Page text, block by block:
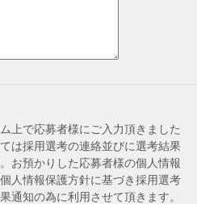
上で応募者様にご入力頂きました
は採用選考の連絡並びに選考結果
お預かりした応募者様の個人情報
人情報保護方針に基づき採用選考
通知の為に利用させて頂きます。